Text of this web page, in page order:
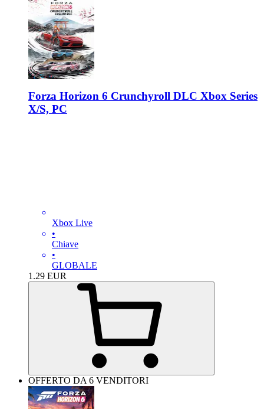
Forza Horizon 6 Crunchyroll DLC Xbox Series
X/S, PC
Xbox Live
•
Chiave
•
GLOBALE
1.29 EUR
OFFERTO DA 6 VENDITORI